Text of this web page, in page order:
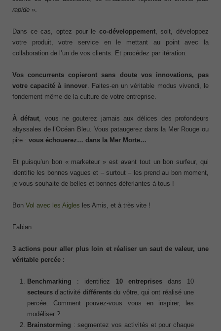
rapide ».
Dans ce cas, optez pour le co-développement, soit, développez
votre produit, votre service en le mettant au point avec la
collaboration de l’un de vos clients. Et procédez par itération.
Vos concurrents copieront sans doute vos innovations, pas
votre capacité à innover. Faites-en un véritable modus vivendi, le
fondement même de la culture de votre entreprise.
À défaut , vous ne gouterez jamais aux délices des profondeurs
abyssales de l’Océan Bleu. Vous pataugerez dans la Mer Rouge ou
pire : vous échouerez… dans la Mer Morte…
Et puisqu’un bon « marketeur » est avant tout un bon surfeur, qui
identifie les bonnes vagues et – surtout – les prend au bon moment,
je vous souhaite de belles et bonnes déferlantes à tous !
Bon Vol avec les Aigles les Amis, et à très vite !
Fabian
3 actions pour aller plus loin et réaliser un saut de valeur, une
véritable percée :
Benchmarking : identifiez 10 entreprisesdans 10
secteurs d’activité différentsdu vôtre, qui ont réalisé une
percée. Comment pouvez-vous vous en inspirer, les
modéliser ?
Brainstorming : segmentez vos activités et pour chaque